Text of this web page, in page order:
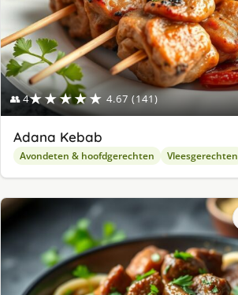
👥 4★★★★★ 4.67 (141)
Adana Kebab
Avondeten & hoofdgerechten Vleesgerechten